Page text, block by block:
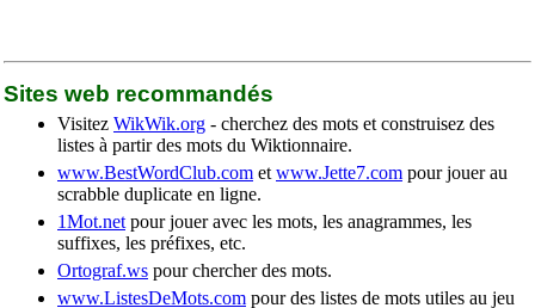
Sites web recommandés
Visitez WikWik.org - cherchez des mots et construisez des
listes à partir des mots du Wiktionnaire.
www.BestWordClub.com et www.Jette7.com pour jouer au
scrabble duplicate en ligne.
1Mot.net pour jouer avec les mots, les anagrammes, les
suffixes, les préfixes, etc.
Ortograf.ws pour chercher des mots.
www.ListesDeMots.com pour des listes de mots utiles au jeu